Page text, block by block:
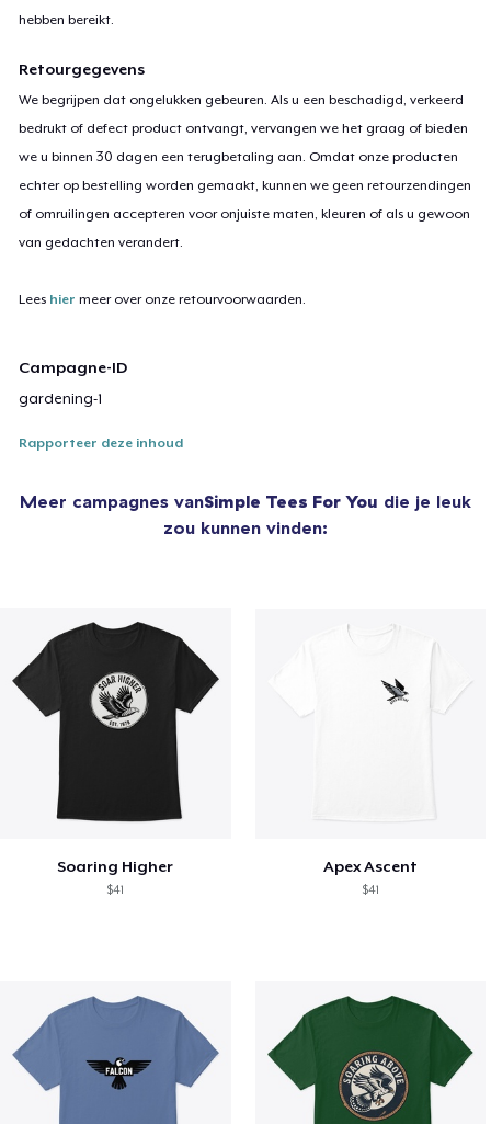
hebben bereikt.
Retourgegevens
We begrijpen dat ongelukken gebeuren. Als u een beschadigd, verkeerd
bedrukt of defect product ontvangt, vervangen we het graag of bieden
we u binnen 30 dagen een terugbetaling aan. Omdat onze producten
echter op bestelling worden gemaakt, kunnen we geen retourzendingen
of omruilingen accepteren voor onjuiste maten, kleuren of als u gewoon
van gedachten verandert.
Lees hier meer over onze retourvoorwaarden.
Campagne-ID
gardening-1
Rapporteer deze inhoud
Meer campagnes vanSimple Tees For You die je leuk
zou kunnen vinden:
Soaring Higher
$41
Apex Ascent
$41